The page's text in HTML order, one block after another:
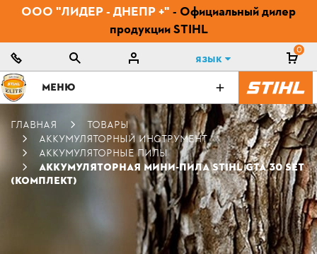
ООО "ЛИДЕР - ДНЕПР +" - Официальный дилер
продукции STIHL
Язык
0
МЕНЮ
ГЛАВНАЯ
ТОВАРЫ
АККУМУЛЯТОРНЫЙ ИНСТРУМЕНТ
АККУМУЛЯТОРНЫЕ ПИЛЫ
АККУМУЛЯТОРНАЯ МИНИ-ПИЛА STIHL GTA 30 SET
(КОМПЛЕКТ)